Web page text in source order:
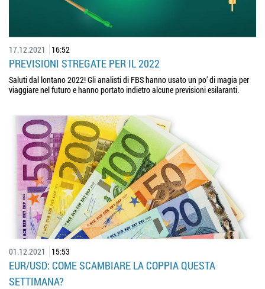
17.12.2021 16:52
PREVISIONI STREGATE PER IL 2022
Saluti dal lontano 2022! Gli analisti di FBS hanno usato un po’ di magia per
viaggiare nel futuro e hanno portato indietro alcune previsioni esilaranti.
01.12.2021 15:53
EUR/USD: COME SCAMBIARE LA COPPIA QUESTA
SETTIMANA?